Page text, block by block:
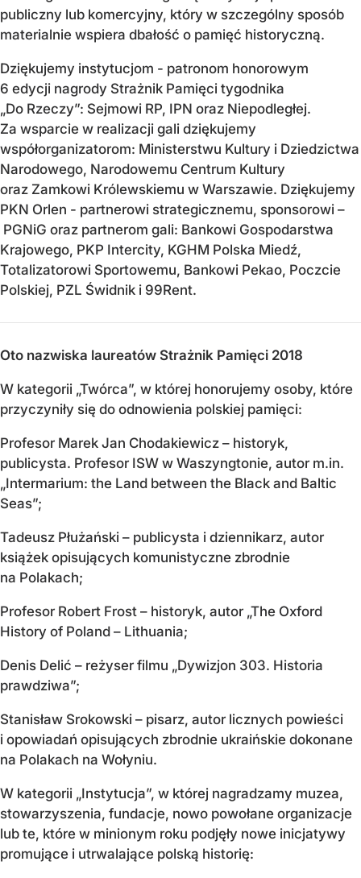
publiczny lub komercyjny, który w szczególny sposób
materialnie wspiera dbałość o pamięć historyczną.
Dziękujemy instytucjom - patronom honorowym
6 edycji nagrody Strażnik Pamięci tygodnika
„Do Rzeczy”: Sejmowi RP, IPN oraz Niepodległej.
Za wsparcie w realizacji gali dziękujemy
współorganizatorom: Ministerstwu Kultury i Dziedzictwa
Narodowego, Narodowemu Centrum Kultury
oraz Zamkowi Królewskiemu w Warszawie. Dziękujemy
PKN Orlen - partnerowi strategicznemu, sponsorowi –
PGNiG oraz partnerom gali: Bankowi Gospodarstwa
Krajowego, PKP Intercity, KGHM Polska Miedź,
Totalizatorowi Sportowemu, Bankowi Pekao, Poczcie
Polskiej, PZL Świdnik i 99Rent.
Oto nazwiska laureatów Strażnik Pamięci 2018
W kategorii „Twórca”, w której honorujemy osoby, które
przyczyniły się do odnowienia polskiej pamięci:
Profesor Marek Jan Chodakiewicz – historyk,
publicysta. Profesor ISW w Waszyngtonie, autor m.in.
„Intermarium: the Land between the Black and Baltic
Seas”;
Tadeusz Płużański – publicysta i dziennikarz, autor
książek opisujących komunistyczne zbrodnie
na Polakach;
Profesor Robert Frost – historyk, autor „The Oxford
History of Poland – Lithuania;
Denis Delić – reżyser filmu „Dywizjon 303. Historia
prawdziwa”;
Stanisław Srokowski – pisarz, autor licznych powieści
i opowiadań opisujących zbrodnie ukraińskie dokonane
na Polakach na Wołyniu.
W kategorii „Instytucja”, w której nagradzamy muzea,
stowarzyszenia, fundacje, nowo powołane organizacje
lub te, które w minionym roku podjęły nowe inicjatywy
promujące i utrwalające polską historię: